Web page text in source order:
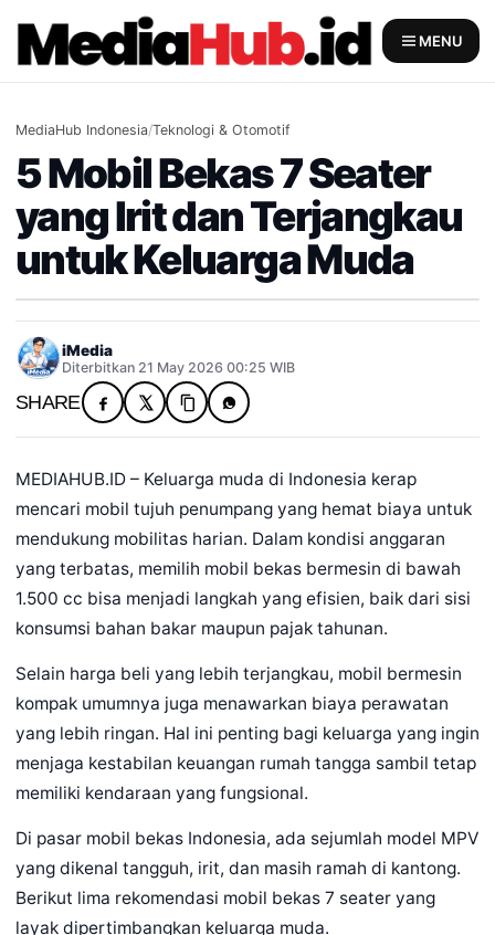
content
MENU
MediaHub Indonesia/Teknologi & Otomotif
5 Mobil Bekas 7 Seater
yang Irit dan Terjangkau
untuk Keluarga Muda
iMedia
Diterbitkan 21 May 2026 00:25 WIB
SHARE
MEDIAHUB.ID – Keluarga muda di Indonesia kerap
mencari mobil tujuh penumpang yang hemat biaya untuk
mendukung mobilitas harian. Dalam kondisi anggaran
yang terbatas, memilih mobil bekas bermesin di bawah
1.500 cc bisa menjadi langkah yang efisien, baik dari sisi
konsumsi bahan bakar maupun pajak tahunan.
Selain harga beli yang lebih terjangkau, mobil bermesin
kompak umumnya juga menawarkan biaya perawatan
yang lebih ringan. Hal ini penting bagi keluarga yang ingin
menjaga kestabilan keuangan rumah tangga sambil tetap
memiliki kendaraan yang fungsional.
Di pasar mobil bekas Indonesia, ada sejumlah model MPV
yang dikenal tangguh, irit, dan masih ramah di kantong.
Berikut lima rekomendasi mobil bekas 7 seater yang
layak dipertimbangkan keluarga muda.